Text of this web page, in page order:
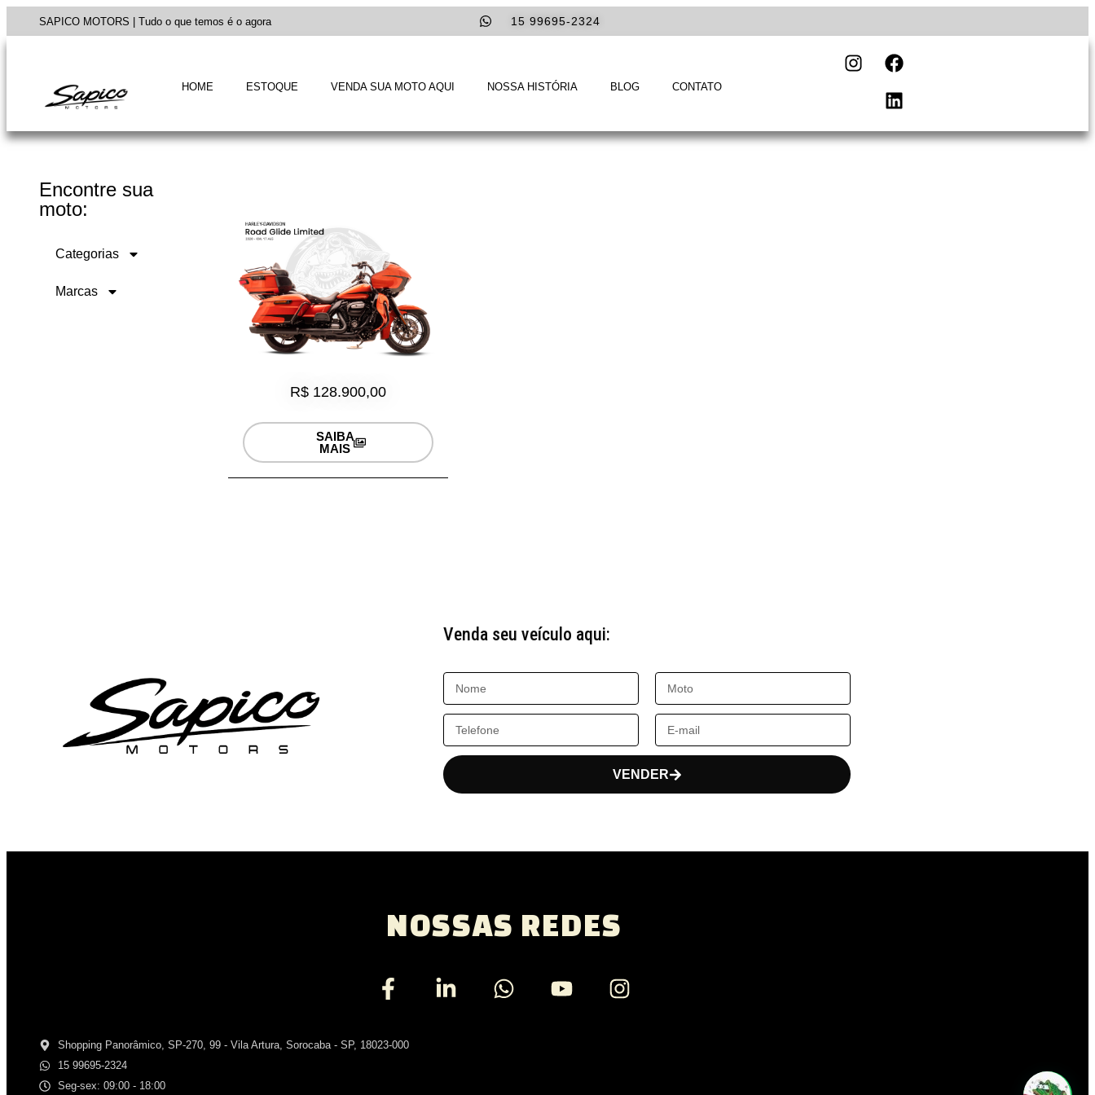
SAPICO MOTORS | Tudo o que temos é o agora 15 99695-2324
HOME ESTOQUE VENDA SUA MOTO AQUI NOSSA HISTÓRIA BLOG CONTATO
Encontre sua
moto:
Categorias
Marcas
R$ 128.900,00
SAIBA
MAIS
Venda seu veículo aqui:
VENDER
NOSSAS REDES
Shopping Panorâmico, SP-270, 99 - Vila Artura, Sorocaba - SP, 18023-000
15 99695-2324
Seg-sex: 09:00 - 18:00